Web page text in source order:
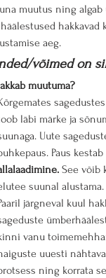
muutus ning
aeg.
võimed on
muutuma?
läbi märke ja
Uute
Paus
See võib
suunal alustama.
järgneval kuul
vanu
uuesti
ning korrata